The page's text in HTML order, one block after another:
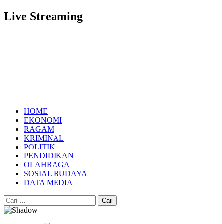
Live Streaming
HOME
EKONOMI
RAGAM
KRIMINAL
POLITIK
PENDIDIKAN
OLAHRAGA
SOSIAL BUDAYA
DATA MEDIA
Cari
untuk: